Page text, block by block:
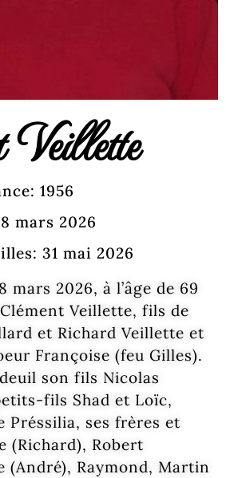
1956
mars 2026
31 mai 2026
mars 2026, à l’âge de 69
Veillette, fils de
et Richard Veillette et
Françoise (feu Gilles).
son fils Nicolas
fils Shad et Loïc,
Préssilia, ses frères et
(Richard), Robert
(André), Raymond, Martin